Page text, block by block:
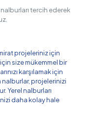
nalburları tercih ederek
projeleriniz için
size mükemmel bir
karşılamak için
projelerinizi
Yerel nalburları
daha kolay hale